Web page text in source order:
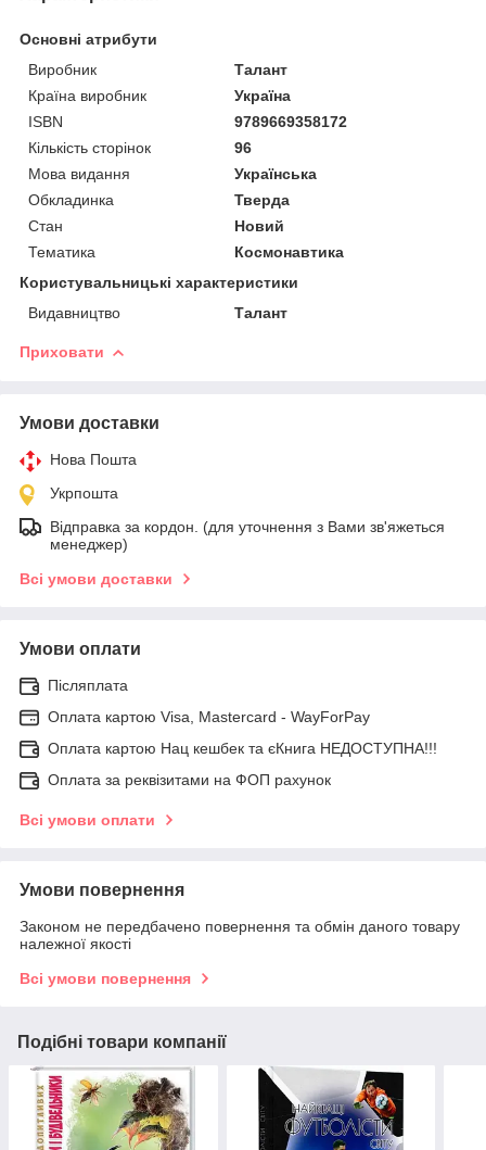
Основні атрибути
Виробник
Талант
Країна виробник
Україна
ISBN
9789669358172
Кількість сторінок
96
Мова видання
Українська
Обкладинка
Тверда
Стан
Новий
Тематика
Космонавтика
Користувальницькі характеристики
Видавництво
Талант
Приховати
Умови доставки
Нова Пошта
Укрпошта
Відправка за кордон. (для уточнення з Вами зв'яжеться
менеджер)
Всі умови доставки
Умови оплати
Післяплата
Оплата картою Visa, Mastercard - WayForPay
Оплата картою Нац кешбек та єКнига НЕДОСТУПНА!!!
Оплата за реквізитами на ФОП рахунок
Всі умови оплати
Умови повернення
Законом не передбачено повернення та обмін даного товару
належної якості
Всі умови повернення
Подібні товари компанії